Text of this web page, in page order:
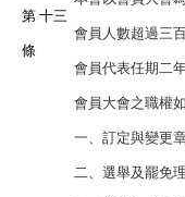
第 十三
條
會員人數超過三
會員代表任期二
會員大會之
一、訂定與變更章
二、選舉及罷免